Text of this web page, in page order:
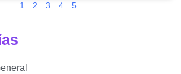
1 2 3 4 5